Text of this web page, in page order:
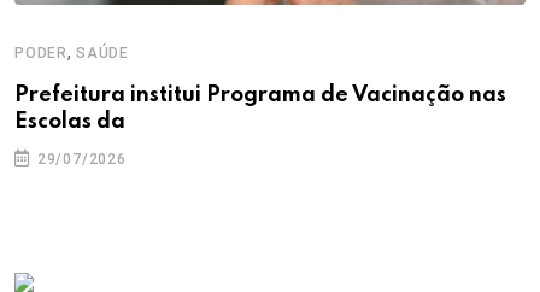
PODER, SAÚDE
Prefeitura institui Programa de Vacinação nas
Escolas da
29/07/2026